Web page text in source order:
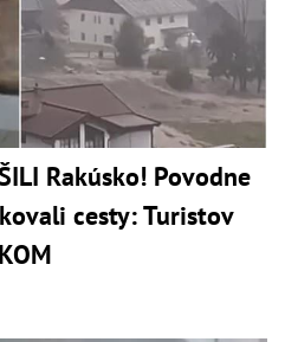
Rakúsko! Povodne
cesty: Turistov